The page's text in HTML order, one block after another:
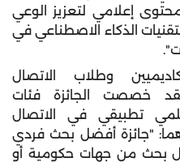
إعلامي لتعزيز الوعي
الذكاء الاصطناعي في
وطلاب الاتصال
فقد خصصت الجائزة فئات
تطبيقي في الاتصال
"جائزة أفضل بحث فردي
بحث من جهات حكومية أو